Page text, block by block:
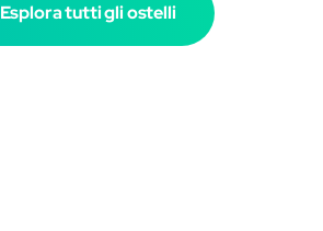
Esplora tutti gli ostelli